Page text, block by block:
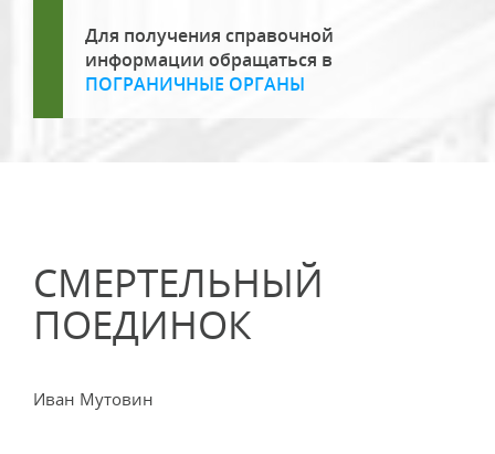
Для получения справочной
информации обращаться в
ПОГРАНИЧНЫЕ ОРГАНЫ
СМЕРТЕЛЬНЫЙ
ПОЕДИНОК
Иван Мутовин